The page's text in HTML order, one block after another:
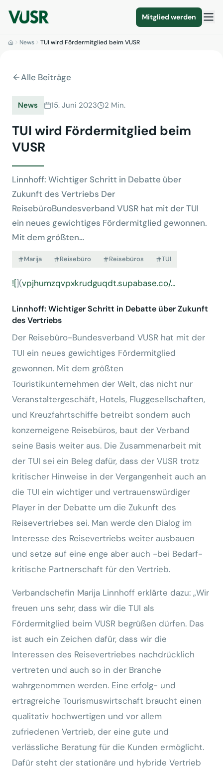
Mitglied werden
News TUI wird Fördermitglied beim VUSR
Alle Beiträge
News 15. Juni 2023 2 Min.
TUI wird Fördermitglied beim
VUSR
Linnhoff: Wichtiger Schritt in Debatte über
Zukunft des Vertriebs Der
ReisebüroBundesverband VUSR hat mit der TUI
ein neues gewichtiges Fördermitglied gewonnen.
Mit dem größten…
Marija Reisebüro Reisebüros TUI
![](vpjhumzqvpxkrudguqdt.supabase.co/…
Linnhoff: Wichtiger Schritt in Debatte über Zukunft
des Vertriebs
Der Reisebüro-Bundesverband VUSR hat mit der
TUI ein neues gewichtiges Fördermitglied
gewonnen. Mit dem größten
Touristikunternehmen der Welt, das nicht nur
Veranstaltergeschäft, Hotels, Fluggesellschaften,
und Kreuzfahrtschiffe betreibt sondern auch
konzerneigene Reisebüros, baut der Verband
seine Basis weiter aus. Die Zusammenarbeit mit
der TUI sei ein Beleg dafür, dass der VUSR trotz
kritischer Hinweise in der Vergangenheit auch an
die TUI ein wichtiger und vertrauenswürdiger
Player in der Debatte um die Zukunft des
Reisevertriebes sei. Man werde den Dialog im
Interesse des Reisevertriebs weiter ausbauen
und setze auf eine enge aber auch -bei Bedarf-
kritische Partnerschaft für den Vertrieb.
Verbandschefin Marija Linnhoff erklärte dazu: „Wir
freuen uns sehr, dass wir die TUI als
Fördermitglied beim VUSR begrüßen dürfen. Das
ist auch ein Zeichen dafür, dass wir die
Interessen des Reisevertriebes nachdrücklich
vertreten und auch so in der Branche
wahrgenommen werden. Eine erfolg- und
ertragreiche Tourismuswirtschaft braucht einen
qualitativ hochwertigen und vor allem
zufriedenen Vertrieb, der eine gute und
verlässliche Beratung für die Kunden ermöglicht.
Dafür steht der stationäre und hybride Vertrieb